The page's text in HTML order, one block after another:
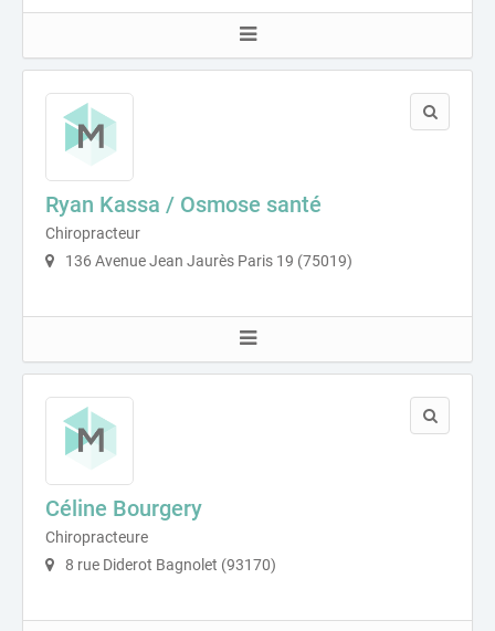
Ryan Kassa / Osmose santé
Chiropracteur
136 Avenue Jean Jaurès Paris 19 (75019)
Céline Bourgery
Chiropracteure
8 rue Diderot Bagnolet (93170)